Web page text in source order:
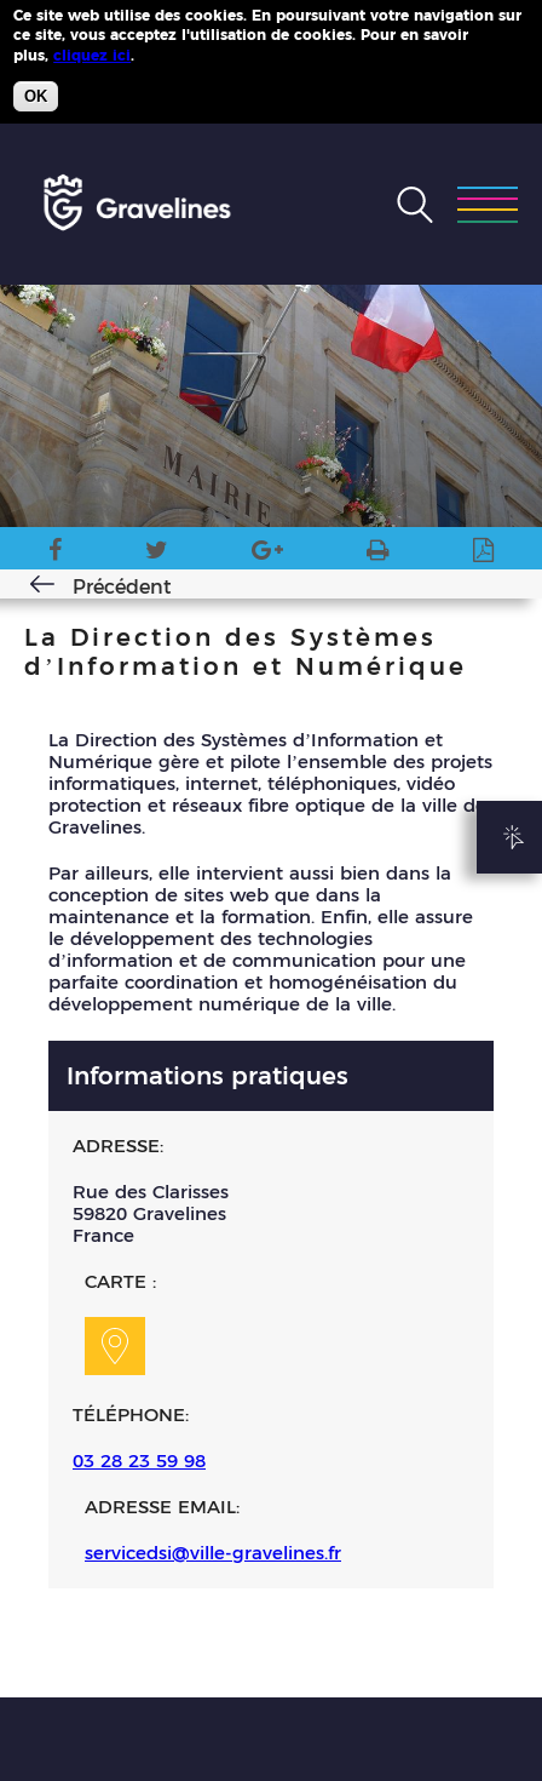
Ce site web utilise des cookies. En poursuivant votre navigation sur
ce site, vous acceptez l'utilisation de cookies. Pour en savoir
plus,cliquez ici.
OK
Précédent
La Direction des Systèmes
d’Information et Numérique
La Direction des Systèmes d’Information et
Numérique gère et pilote l’ensemble des projets
informatiques, internet, téléphoniques, vidéo
protection et réseaux fibre optique de la ville de
Gravelines.
Par ailleurs, elle intervient aussi bien dans la
conception de sites web que dans la
maintenance et la formation. Enfin, elle assure
le développement des technologies
d’information et de communication pour une
parfaite coordination et homogénéisation du
développement numérique de la ville.
Informations pratiques
ADRESSE:
Rue des Clarisses
59820 Gravelines
France
CARTE :
TÉLÉPHONE:
03 28 23 59 98
ADRESSE EMAIL:
servicedsi@ville-gravelines.fr